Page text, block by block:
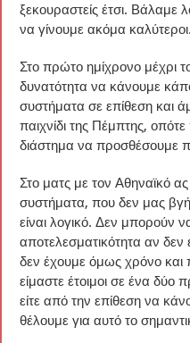
ξεκουραστείς έτσι. Βάλαμε
να γίνουμε ακόμα καλύτεροι.
Στο πρώτο ημίχρονο μέχρι
δυνατότητα να κάνουμε
συστήματα σε επίθεση και
παιχνίδι της Πέμπτης,
διάστημα να προσθέσουμε
Στο ματς με τον Αθηναϊκό
συστήματα, που δεν μας
είναι λογικό. Δεν μπορούν
αποτελεσματικότητα αν
δεν έχουμε όμως χρόνο και
είμαστε έτοιμοι σε ένα δύο
είτε από την επίθεση να
θέλουμε για αυτό το